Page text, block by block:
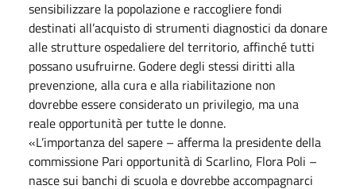
sensibilizzare la popolazione e raccogliere fondi
destinati all’acquisto di strumenti diagnostici da donare
alle strutture ospedaliere del territorio, affinché tutti
possano usufruirne. Godere degli stessi diritti alla
prevenzione, alla cura e alla riabilitazione non
dovrebbe essere considerato un privilegio, ma una
reale opportunità per tutte le donne.
«L’importanza del sapere – afferma la presidente della
commissione Pari opportunità di Scarlino, Flora Poli –
nasce sui banchi di scuola e dovrebbe accompagnarci